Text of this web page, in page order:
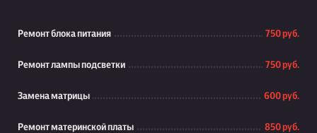
Ремонт блока питания 750 руб.
Ремонт лампы подсветки 750 руб.
Замена матрицы 600 руб.
Ремонт материнской платы 850 руб.